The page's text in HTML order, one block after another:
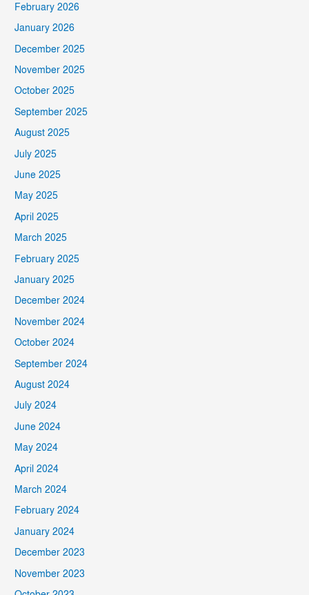
February 2026
January 2026
December 2025
November 2025
October 2025
September 2025
August 2025
July 2025
June 2025
May 2025
April 2025
March 2025
February 2025
January 2025
December 2024
November 2024
October 2024
September 2024
August 2024
July 2024
June 2024
May 2024
April 2024
March 2024
February 2024
January 2024
December 2023
November 2023